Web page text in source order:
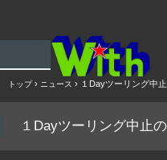
コ
へ
トップ › ニュース › １Dayツーリング中
１Dayツーリング中止